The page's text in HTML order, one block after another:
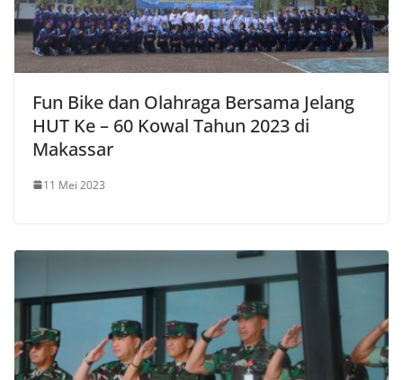
Fun Bike dan Olahraga Bersama Jelang
HUT Ke – 60 Kowal Tahun 2023 di
Makassar
11 Mei 2023